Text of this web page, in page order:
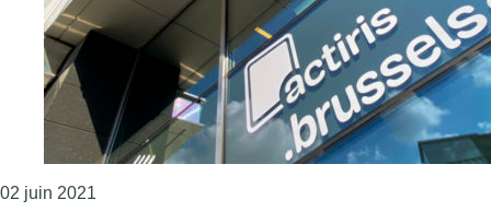
02 juin 2021